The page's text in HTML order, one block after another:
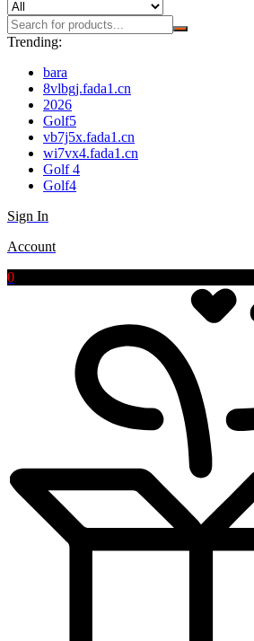
Trending:
bara
8vlbgj.fada1.cn
2026
Golf5
vb7j5x.fada1.cn
wi7vx4.fada1.cn
Golf 4
Golf4
Sign In
Account
0